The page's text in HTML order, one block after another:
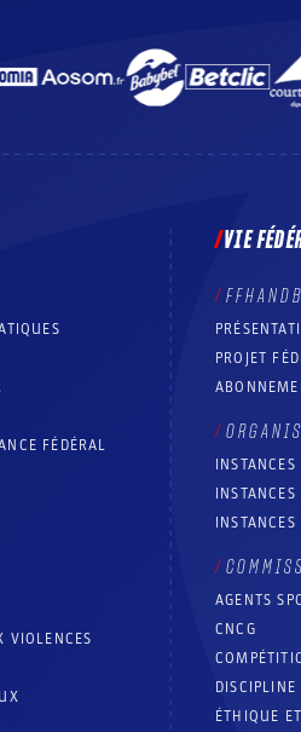
FÉDÉRAL
VIOLENCES
VIE
PROJET
AGENTS
CNCG
DISCIPLINE
ÉTHIQUE